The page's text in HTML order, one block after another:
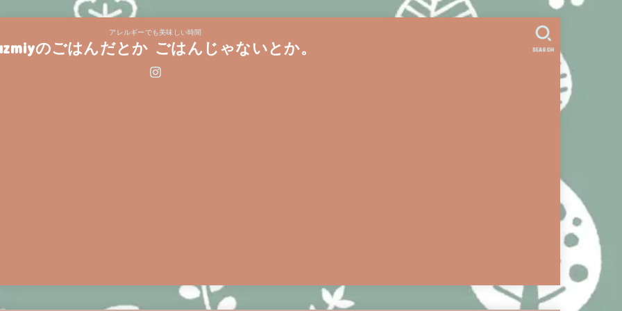
アレルギーでも美味しい時間
のごはんだとか ごはんじゃないとか。 SEARCH